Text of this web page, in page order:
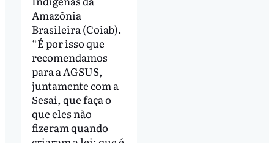
Amazônia
Brasileira (Coiab).
“É por isso que
recomendamos
para a AGSUS,
juntamente com a
Sesai, que faça o
que eles não
fizeram quando